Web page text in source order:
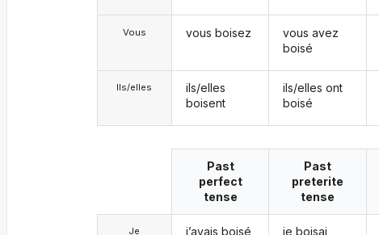
Vous
Ils/elles
vous boisez
ils/elles
boisent
vous avez
boisé
ils/elles ont
boisé
Je
Past
perfect
tense
j’avais boisé
Past
preterite
tense
je boisai